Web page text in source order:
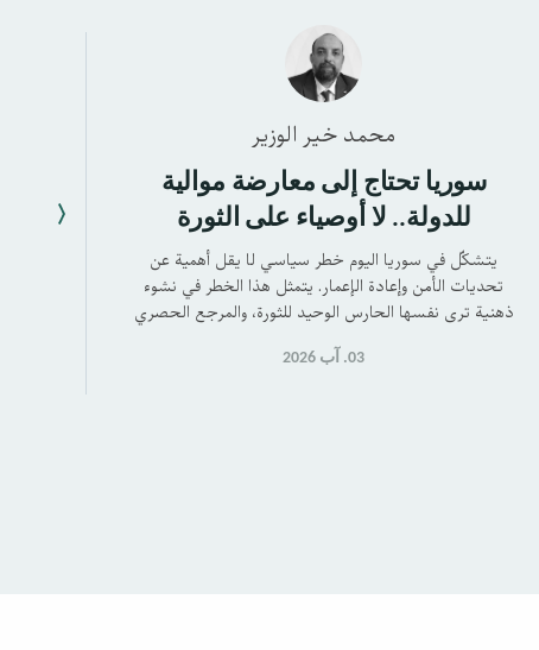
محمد خير الوزير
سوريا تحتاج إلى معارضة موالية
للدولة.. لا أوصياء على الثورة
يتشكّل في سوريا اليوم خطر سياسي لا يقل أهمية عن
تحديات الأمن وإعادة الإعمار. يتمثل هذا الخطر في نشوء
ذهنية ترى نفسها الحارس الوحيد للثورة، والمرجع الحصري
في تفسير أهدافها وتحديد مسارها.
03. آب 2026